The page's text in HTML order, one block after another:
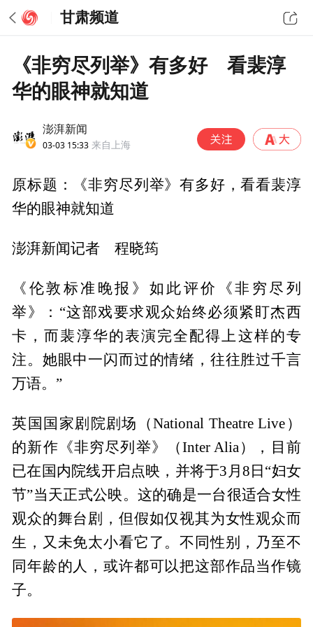
甘肃频道
《非穷尽列举》有多好 看裴淳
华的眼神就知道
澎湃新闻
03-03 15:33 来自上海
原标题：《非穷尽列举》有多好，看看裴淳
华的眼神就知道
澎湃新闻记者 程晓筠
《伦敦标准晚报》如此评价《非穷尽列
举》：“这部戏要求观众始终必须紧盯杰西
卡，而裴淳华的表演完全配得上这样的专
注。她眼中一闪而过的情绪，往往胜过千言
万语。”
英国国家剧院剧场（National Theatre Live）
的新作《非穷尽列举》（Inter Alia），目前
已在国内院线开启点映，并将于3月8日“妇女
节”当天正式公映。这的确是一台很适合女性
观众的舞台剧，但假如仅视其为女性观众而
生，又未免太小看它了。不同性别，乃至不
同年龄的人，或许都可以把这部作品当作镜
子。